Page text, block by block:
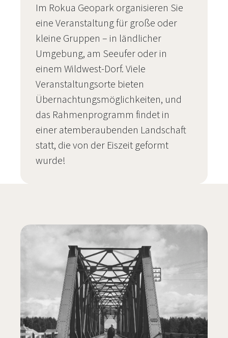
Im Rokua Geopark organisieren Sie
eine Veranstaltung für große oder
kleine Gruppen – in ländlicher
Umgebung, am Seeufer oder in
einem Wildwest-Dorf. Viele
Veranstaltungsorte bieten
Übernachtungsmöglichkeiten, und
das Rahmenprogramm findet in
einer atemberaubenden Landschaft
statt, die von der Eiszeit geformt
wurde!